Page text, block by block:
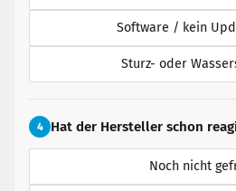
Software / kein
Sturz- oder
4 Hat der Hersteller schon
Noch nicht